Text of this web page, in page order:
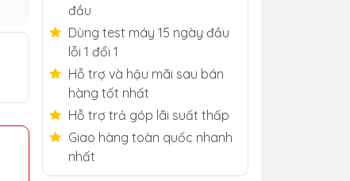
đầu
Dùng test máy 15 ngày đầu
lỗi 1 đổi 1
Hỗ trợ và hậu mãi sau bán
hàng tốt nhất
Hỗ trợ trả góp lãi suất thấp
Giao hàng toàn quốc nhanh
nhất